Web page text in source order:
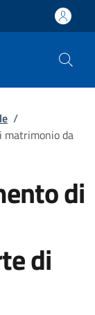
/
matrimonio da
di
di